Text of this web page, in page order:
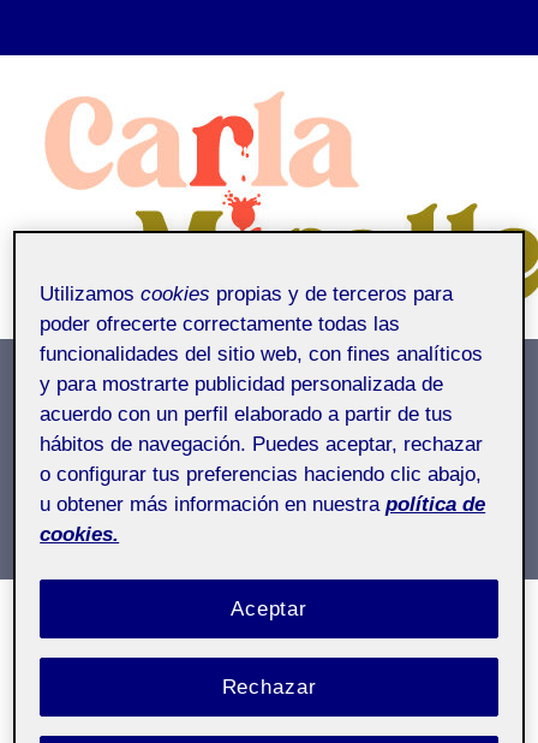
contenido
Entrega de la actividad P1
Inicio / Entrega de la actividad P1
Entrega de la actividad P1
Utilizamoscookies propias y de terceros para
poder ofrecerte correctamente todas las
funcionalidades del sitio web, con fines analíticos
y para mostrarte publicidad personalizada de
acuerdo con un perfil elaborado a partir de tus
hábitos de navegación. Puedes aceptar, rechazar
o configurar tus preferencias haciendo clic abajo,
u obtener más información en nuestra política de
cookies.
Rechazar
Aceptar